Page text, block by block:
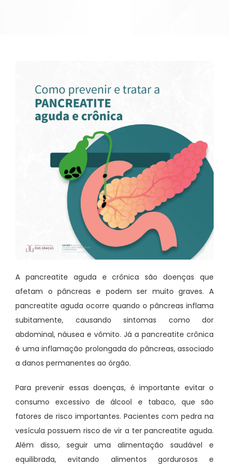
A pancreatite aguda e crônica são doenças que
afetam o pâncreas e podem ser muito graves. A
pancreatite aguda ocorre quando o pâncreas inflama
subitamente, causando sintomas como dor
abdominal, náusea e vômito. Já a pancreatite crônica
é uma inflamação prolongada do pâncreas, associado
a danos permanentes ao órgão.
Para prevenir essas doenças, é importante evitar o
consumo excessivo de álcool e tabaco, que são
fatores de risco importantes. Pacientes com pedra na
vesícula possuem risco de vir a ter pancreatite aguda.
Além disso, seguir uma alimentação saudável e
equilibrada, evitando alimentos gordurosos e